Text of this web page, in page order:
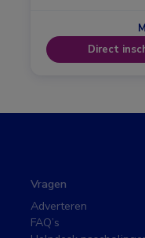
Direct
Vragen
Adverteren
FAQ’s